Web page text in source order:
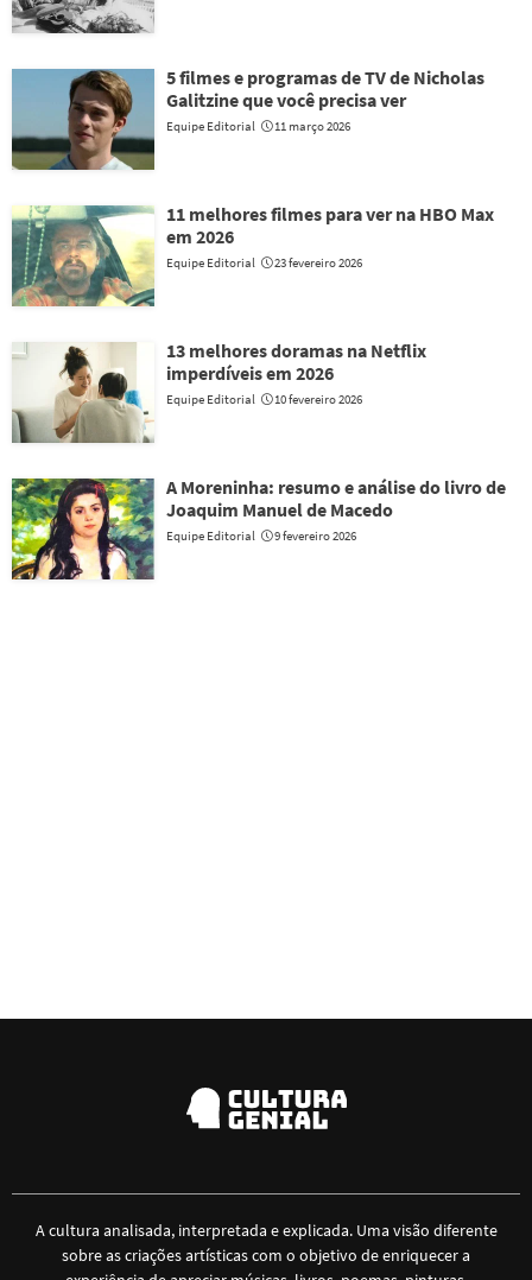
5 filmes e programas de TV de Nicholas
Galitzine que você precisa ver
Equipe Editorial 11 março 2026
11 melhores filmes para ver na HBO Max
em 2026
Equipe Editorial 23 fevereiro 2026
13 melhores doramas na Netflix
imperdíveis em 2026
Equipe Editorial 10 fevereiro 2026
A Moreninha: resumo e análise do livro de
Joaquim Manuel de Macedo
Equipe Editorial 9 fevereiro 2026
A cultura analisada, interpretada e explicada. Uma visão diferente
sobre as criações artísticas com o objetivo de enriquecer a